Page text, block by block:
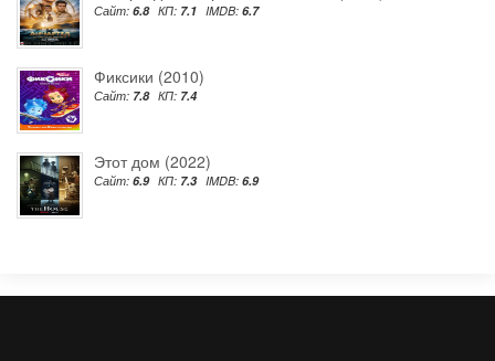
Сайт: 6.8 КП: 7.1 IMDB: 6.7
Фиксики (2010)
Сайт: 7.8 КП: 7.4
Этот дом (2022)
Сайт: 6.9 КП: 7.3 IMDB: 6.9